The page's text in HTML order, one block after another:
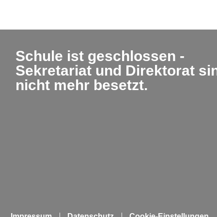
Schule ist geschlossen -
Sekretariat und Direktorat
nicht mehr besetzt.